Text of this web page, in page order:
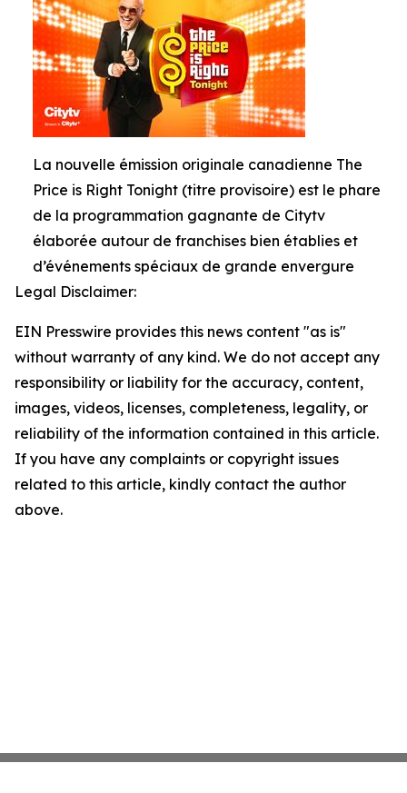
La nouvelle émission originale canadienne The
Price is Right Tonight (titre provisoire) est le phare
de la programmation gagnante de Citytv
élaborée autour de franchises bien établies et
d’événements spéciaux de grande envergure
Legal Disclaimer:
EIN Presswire provides this news content "as is"
without warranty of any kind. We do not accept any
responsibility or liability for the accuracy, content,
images, videos, licenses, completeness, legality, or
reliability of the information contained in this article.
If you have any complaints or copyright issues
related to this article, kindly contact the author
above.